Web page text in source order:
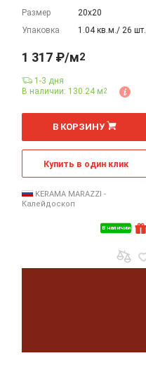
Размер
20х20
Упаковка
1.04 кв.м./ 26 шт.
В наличии
1 317 ₽/м2
1-3 дня
В наличии: 130.24 м2
м
В КОРЗИНУ
Купить в один клик
KERAMA MARAZZI -
Калейдоскоп